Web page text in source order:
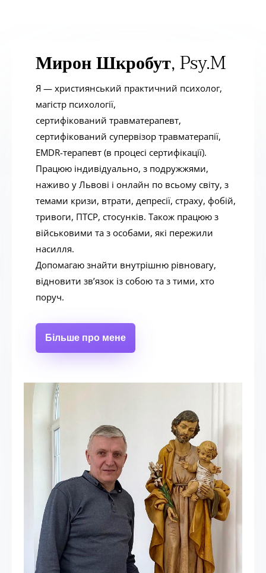
Мирон Шкробут, Psy.M
Я — християнський практичний психолог,
магістр психології,
сертифікований травматерапевт,
сертифікований супервізор травматерапії,
EMDR-терапевт (в процесі сертифікації).
Працюю індивідуально, з подружжями,
наживо у Львові і онлайн по всьому світу, з
темами кризи, втрати, депресії, страху, фобій,
тривоги, ПТСР, стосунків. Також працюю з
військовими та з особами, які пережили
насилля.
Допомагаю знайти внутрішню рівновагу,
відновити зв’язок із собою та з тими, хто
поруч.
Більше про мене